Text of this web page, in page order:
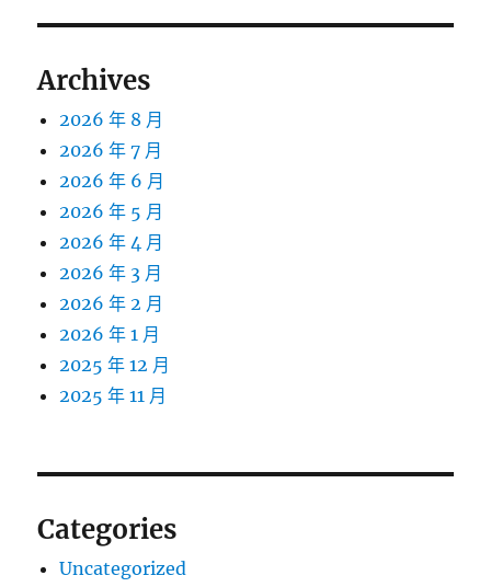
Archives
2026 年 8 月
2026 年 7 月
2026 年 6 月
2026 年 5 月
2026 年 4 月
2026 年 3 月
2026 年 2 月
2026 年 1 月
2025 年 12 月
2025 年 11 月
Categories
Uncategorized